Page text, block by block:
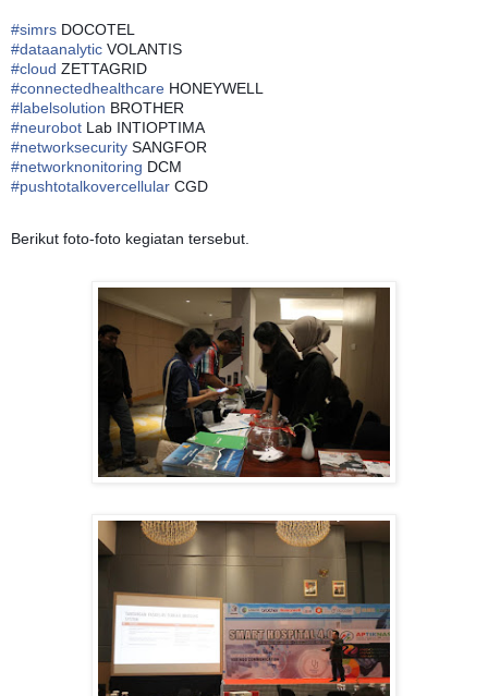
#simrs DOCOTEL
#dataanalytic VOLANTIS
#cloud ZETTAGRID
#connectedhealthcare HONEYWELL
#labelsolution BROTHER
#neurobot Lab INTIOPTIMA
#networksecurity SANGFOR
#networknonitoring DCM
#pushtotalkovercellular CGD
Berikut foto-foto kegiatan tersebut.